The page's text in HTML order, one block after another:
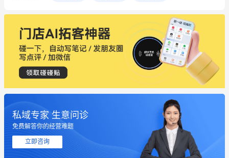
私域专家 生意问诊
免费解答你的经营难题
立即咨询